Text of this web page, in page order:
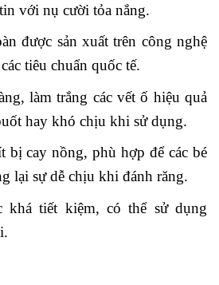
với nụ cười tỏa nắng.
được sản xuất trên công nghệ
tiêu chuẩn quốc tế.
làm trắng các vết ố hiệu quả
hay khó chịu khi sử dụng.
bị cay nồng, phù hợp để các bé
lại sự dễ chịu khi đánh răng.
khá tiết kiệm, có thể sử dụng